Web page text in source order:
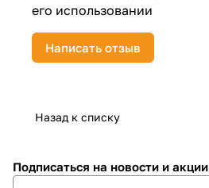
его использовании
Написать отзыв
Назад к списку
Подписаться на новости и акции